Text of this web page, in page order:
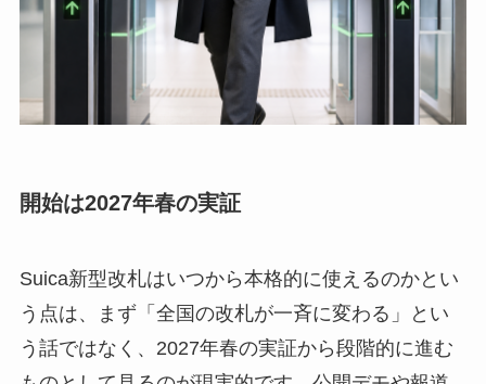
開始は2027年春の実証
Suica新型改札はいつから本格的に使えるのかとい
う点は、まず「全国の改札が一斉に変わる」とい
う話ではなく、2027年春の実証から段階的に進む